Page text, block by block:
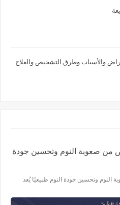
والأسباب وطرق التشخيص والعلاج
من صعوبة النوم وتحسين جودة
النوم وتحسين جودة النوم طبيعيًا يُعد